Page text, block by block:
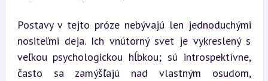
Postavy v tejto próze nebývajú len jednoduchými
nositeľmi deja. Ich vnútorný svet je vykreslený s
veľkou psychologickou hĺbkou; sú introspektívne,
často sa zamýšľajú nad vlastným osudom,